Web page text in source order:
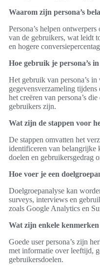
Waarom zijn persona’s
Persona’s helpen
van de gebruikers, wat leidt
en hogere
Hoe gebruik je persona’s
Het gebruik van persona’s
gegevensverzameling
het creëren van persona’s
gebruikers zijn.
Wat zijn de stappen voor
De stappen omvatten het
identificeren van belangrijke
doelen en gebruikersgedrag
Hoe voer je een
Doelgroepanalyse kan
surveys, interviews en
zoals Google Analytics en
Wat zijn enkele kenmerken
Goede user persona’s zijn
met informatie over leeftijd,
gebruikersdoelen.